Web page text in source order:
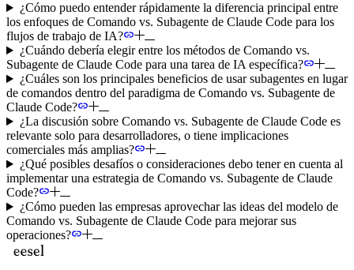
¿Cómo puedo entender rápidamente la diferencia principal entre
los enfoques de Comando vs. Subagente de Claude Code para los
flujos de trabajo de IA?
¿Cuándo debería elegir entre los métodos de Comando vs.
Subagente de Claude Code para una tarea de IA específica?
¿Cuáles son los principales beneficios de usar subagentes en lugar
de comandos dentro del paradigma de Comando vs. Subagente de
Claude Code?
¿La discusión sobre Comando vs. Subagente de Claude Code es
relevante solo para desarrolladores, o tiene implicaciones
comerciales más amplias?
¿Qué posibles desafíos o consideraciones debo tener en cuenta al
implementar una estrategia de Comando vs. Subagente de Claude
Code?
¿Cómo pueden las empresas aprovechar las ideas del modelo de
Comando vs. Subagente de Claude Code para mejorar sus
operaciones?